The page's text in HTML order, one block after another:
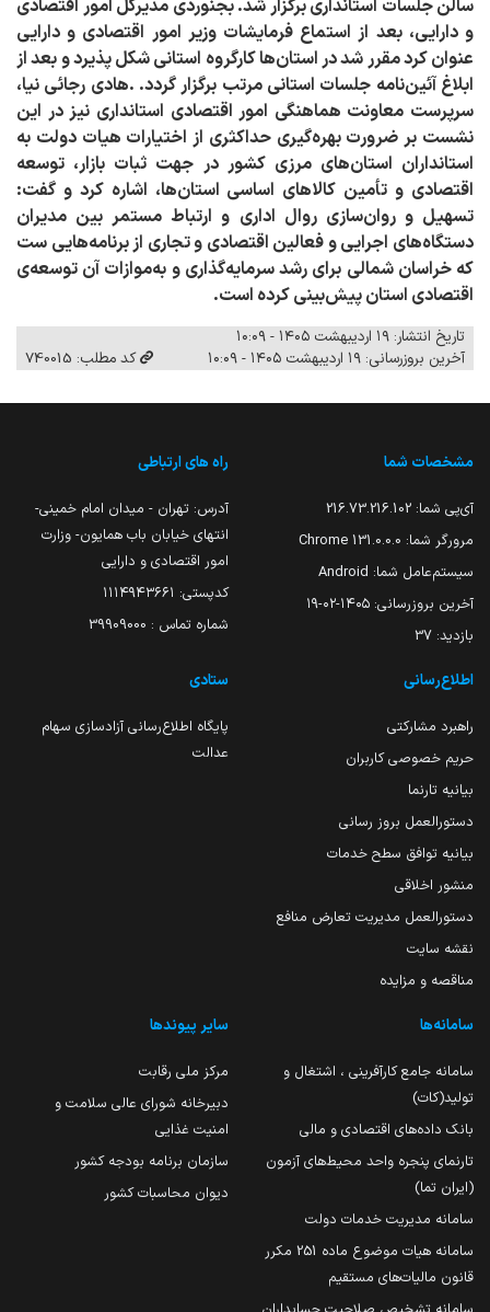
سالن جلسات استانداری برگزار شد. بجنوردی مدیرکل امور اقتصادی
و دارایی، بعد از استماع فرمایشات وزیر امور اقتصادی و دارایی
عنوان کرد مقرر شد در استان‌ها کارگروه استانی شکل پذیرد و بعد از
ابلاغ آئین‌نامه جلسات استانی مرتب برگزار گردد. .هادی رجائی نیا،
سرپرست معاونت هماهنگی امور اقتصادی استانداری نیز در این
نشست بر ضرورت بهره‌گیری حداکثری از اختیارات هیات دولت به
استانداران استان‌های مرزی کشور در جهت ثبات بازار، توسعه
اقتصادی و تأمین کالاهای اساسی استان‌ها، اشاره کرد و گفت:
تسهیل و روان‌سازی روال اداری و ارتباط مستمر بین مدیران
دستگاه‌های اجرایی و فعالین اقتصادی و تجاری از برنامه‌هایی ست
که خراسان شمالی برای رشد سرمایه‌گذاری و به‌موازات آن توسعه‌ی
اقتصادی استان پیش‌بینی کرده است.
تاریخ انتشار: ۱۹ اردیبهشت ۱۴۰۵ - ۱۰:۰۹
آخرین بروزرسانی: ۱۹ اردیبهشت ۱۴۰۵ - ۱۰:۰۹
کد مطلب: 740015
مشخصات شما
آی‌پی شما: 216.73.216.102
مرورگر شما: 131.0.0.0 Chrome
سیستم‌عامل شما: Android
آخرین بروزرسانی: ۱۴۰۵-۰۲-۱۹
بازدید: 37
راه های ارتباطی
آدرس: تهران - میدان امام خمینی-
انتهای خیابان باب همایون- وزارت
امور اقتصادی و دارایی
کدپستی: ۱۱۱۴۹۴۳۶۶۱
شماره تماس : 39909000
اطلاع‌رسانی
راهبرد مشارکتی
حریم خصوصی کاربران
بیانیه تارنما
دستورالعمل بروز رسانی
بیانیه توافق سطح خدمات
منشور اخلاقی
دستورالعمل مدیریت تعارض منافع
نقشه سایت
مناقصه و مزایده
ستادی
پایگاه اطلاع‌رسانی آزادسازی سهام
عدالت
سامانه‌ها
سامانه جامع کارآفرینی ، اشتغال و
تولید(کات)
بانک داده‌های اقتصادی و مالی
تارنمای پنجره واحد محیط‌های آزمون
(ایران تما)
سامانه مدیریت خدمات دولت
سامانه هیات موضوع ماده 251 مکرر
قانون مالیات‌های مستقیم
سایر پیوندها
مرکز ملی رقابت
دبیرخانه شورای عالی سلامت و
امنیت غذایی
سازمان برنامه بودجه کشور
دیوان محاسبات کشور